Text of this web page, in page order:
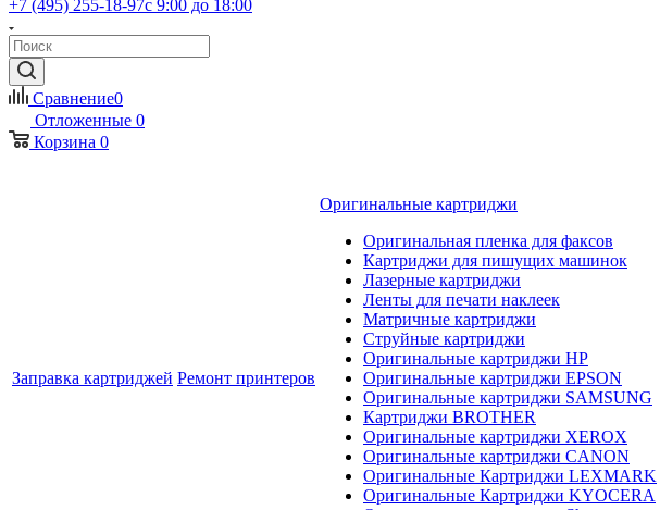
+7 (495) 255-18-97с 9:00 до 18:00
Сравнение0
Отложенные 0
Корзина 0
Заправка картриджей Ремонт принтеров
Оригинальные картриджи
Оригинальная пленка для факсов
Картриджи для пишущих машинок
Лазерные картриджи
Ленты для печати наклеек
Матричные картриджи
Струйные картриджи
Оригинальные картриджи HP
Оригинальные картриджи EPSON
Оригинальные картриджи SAMSUNG
Картриджи BROTHER
Оригинальные картриджи XEROX
Оригинальные картриджи CANON
Оригинальные Картриджи LEXMARK
Оригинальные Картриджи KYOCERA